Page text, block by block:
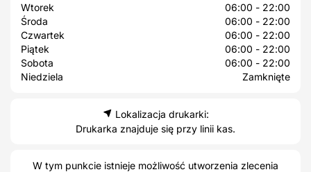
Wtorek
06:00 - 22:00
Środa
06:00 - 22:00
Czwartek
06:00 - 22:00
Piątek
06:00 - 22:00
Sobota
06:00 - 22:00
Niedziela
Zamknięte
Lokalizacja drukarki:
Drukarka znajduje się przy linii kas.
W tym punkcie istnieje możliwość utworzenia zlecenia